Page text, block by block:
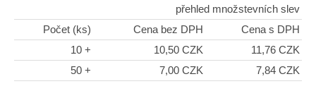
přehled množstevních slev
Počet (ks)
Cena bez DPH
Cena s DPH
10 +
10,50 CZK
11,76 CZK
50 +
7,00 CZK 7,84 CZK